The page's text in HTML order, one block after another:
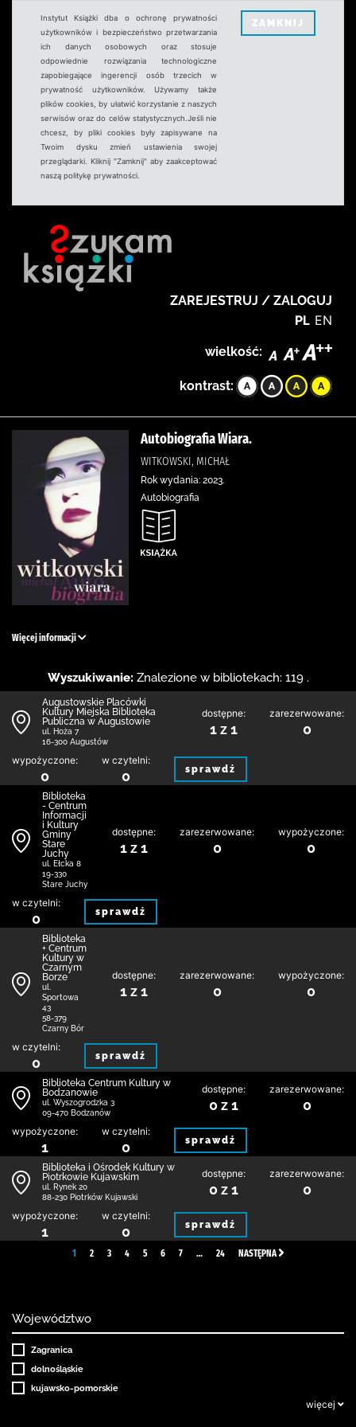
Instytut Książki dba o ochronę prywatności
użytkowników i bezpieczeństwo przetwarzania
ich danych osobowych oraz stosuje
odpowiednie rozwiązania technologiczne
zapobiegające ingerencji osób trzecich w
prywatność użytkowników. Używamy także
plików cookies, by ułatwić korzystanie z naszych
serwisów oraz do celów statystycznych.Jeśli nie
chcesz, by pliki cookies były zapisywane na
Twoim dysku zmień ustawienia swojej
przeglądarki. Kliknij "Zamknij" aby zaakceptować
naszą politykę prywatności.
ZAMKNIJ
ZAREJESTRUJ / ZALOGUJ
PL EN
wielkość:
kontrast:
Autobiografia Wiara.
WITKOWSKI, MICHAŁ
Rok wydania: 2023.
Autobiografia
Więcej informacji
Wyszukiwanie: Znalezione w bibliotekach: 119 .
Augustowskie Placówki
Kultury Miejska Biblioteka
Publiczna w Augustowie
ul. Hoża 7
16-300 Augustów
dostępne:
1 z 1
zarezerwowane:
0
wypożyczone:
0
w czytelni:
0 sprawdź
Biblioteka
- Centrum
Informacji
i Kultury
Gminy
Stare
Juchy
ul. Ełcka 8
19-330
Stare Juchy
dostępne:
1 z 1
zarezerwowane:
0
wypożyczone:
0
w czytelni:
0 sprawdź
Biblioteka
+ Centrum
Kultury w
Czarnym
Borze
ul.
Sportowa
43
58-379
Czarny Bór
dostępne:
1 z 1
zarezerwowane:
0
wypożyczone:
0
w czytelni:
0 sprawdź
Biblioteka Centrum Kultury w
Bodzanowie
ul. Wyszogrodzka 3
09-470 Bodzanów
dostępne:
0 z 1
zarezerwowane:
0
wypożyczone:
1
w czytelni:
0 sprawdź
Biblioteka i Ośrodek Kultury w
Piotrkowie Kujawskim
ul. Rynek 20
88-230 Piotrków Kujawski
dostępne:
0 z 1
zarezerwowane:
0
wypożyczone:
1
w czytelni:
0 sprawdź
1 2 3 4 5 6 7 … 24 NASTĘPNA
Województwo
Zagranica
dolnośląskie
kujawsko-pomorskie
więcej